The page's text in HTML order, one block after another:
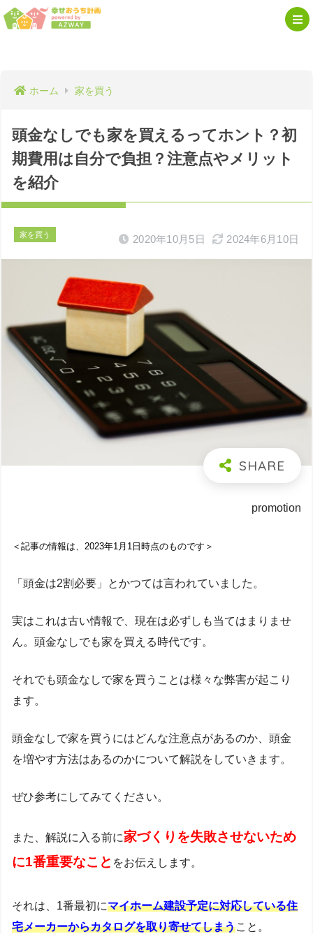
ホーム 家を買う
頭金なしでも家を買えるってホント？初
期費用は自分で負担？注意点やメリット
を紹介
家を買う 2020年10月5日 2024年6月10日
promotion
＜記事の情報は、2023年1月1日時点のものです＞
「頭金は2割必要」とかつては言われていました。
実はこれは古い情報で、現在は必ずしも当てはまりませ
ん。頭金なしでも家を買える時代です。
それでも頭金なしで家を買うことは様々な弊害が起こり
ます。
頭金なしで家を買うにはどんな注意点があるのか、頭金
を増やす方法はあるのかについて解説をしていきます。
ぜひ参考にしてみてください。
また、解説に入る前に家づくりを失敗させないため
に1番重要なこと をお伝えします。
それは、1番最初にマイホーム建設予定に対応している住
宅メーカーからカタログを取り寄せてしまうこと。